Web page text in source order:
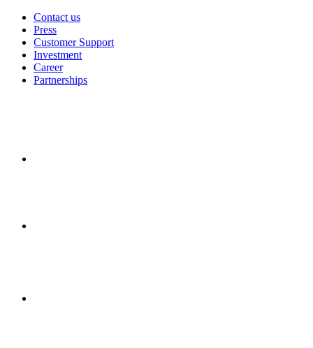
Contact us
Press
Customer Support
Investment
Career
Partnerships